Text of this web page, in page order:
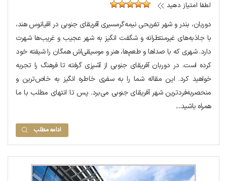
لطفا امتیاز دهید
دوربان، بندر و شهر تفریحی نیمه‌گرمسیری آفریقای جنوبی در اقیانوس هند،
با جاذبه‌های غیرمنتطرانه و شگفت انگیز به شهر عجیب و غریب‌ها شهرت
دارد. شهری که با صداها و طعم‌ها، هنر و موسیقی‌اش همگان را شیفته خود
کرده است. در دوربان آفریقای جنوبی از آشپزی گرفته تا فرهنگ را تجربه
خواهید کرد. این مقاله شما را به سفری خاطره انگیز به خاص‌ترین و
منحصربه‌فردترین شهر آفریقای جنوبی می‌برد. پس تا انتهای مطلب با ما
همراه باشید....
ادامه مطلب